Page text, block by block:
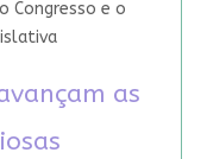
Congresso e o
as